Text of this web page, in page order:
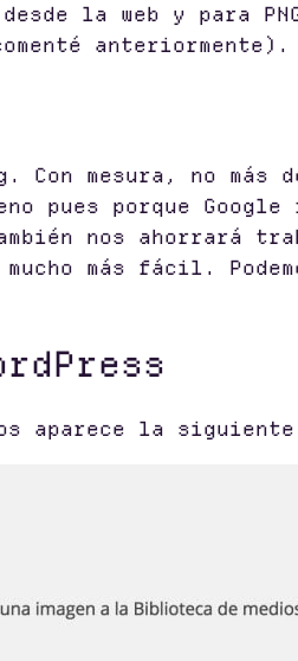
la web y para
anteriormente).
mesura, no más
pues porque
nos ahorrará
más fácil.
aparece la